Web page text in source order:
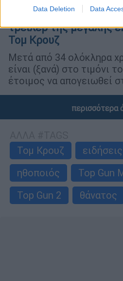
Data Deletion Data
«Top Gun: Maverick»:
τρέιλερ της μεγάλης
Τομ Κρουζ
Μετά από 34 ολόκληρα
είναι (ξανά) στο τιμόνι
έτοιμος να απογειωθεί
περισσότερα
Τομ Κρουζ
ηθοποιός
Top Gun
Top Gun 2
θάνατος